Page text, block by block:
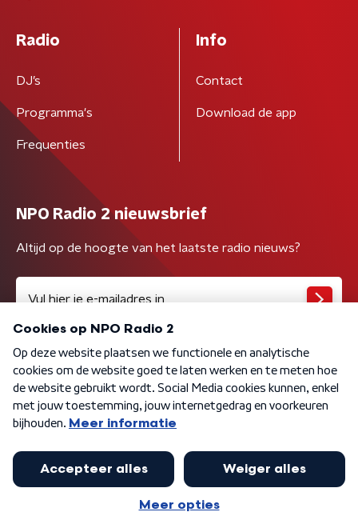
Radio
DJ’s
Programma's
Frequenties
Info
Contact
Download de app
NPO Radio 2 nieuwsbrief
Altijd op de hoogte van het laatste radio nieuws?
Algemene voorwaarden Privacybeleid